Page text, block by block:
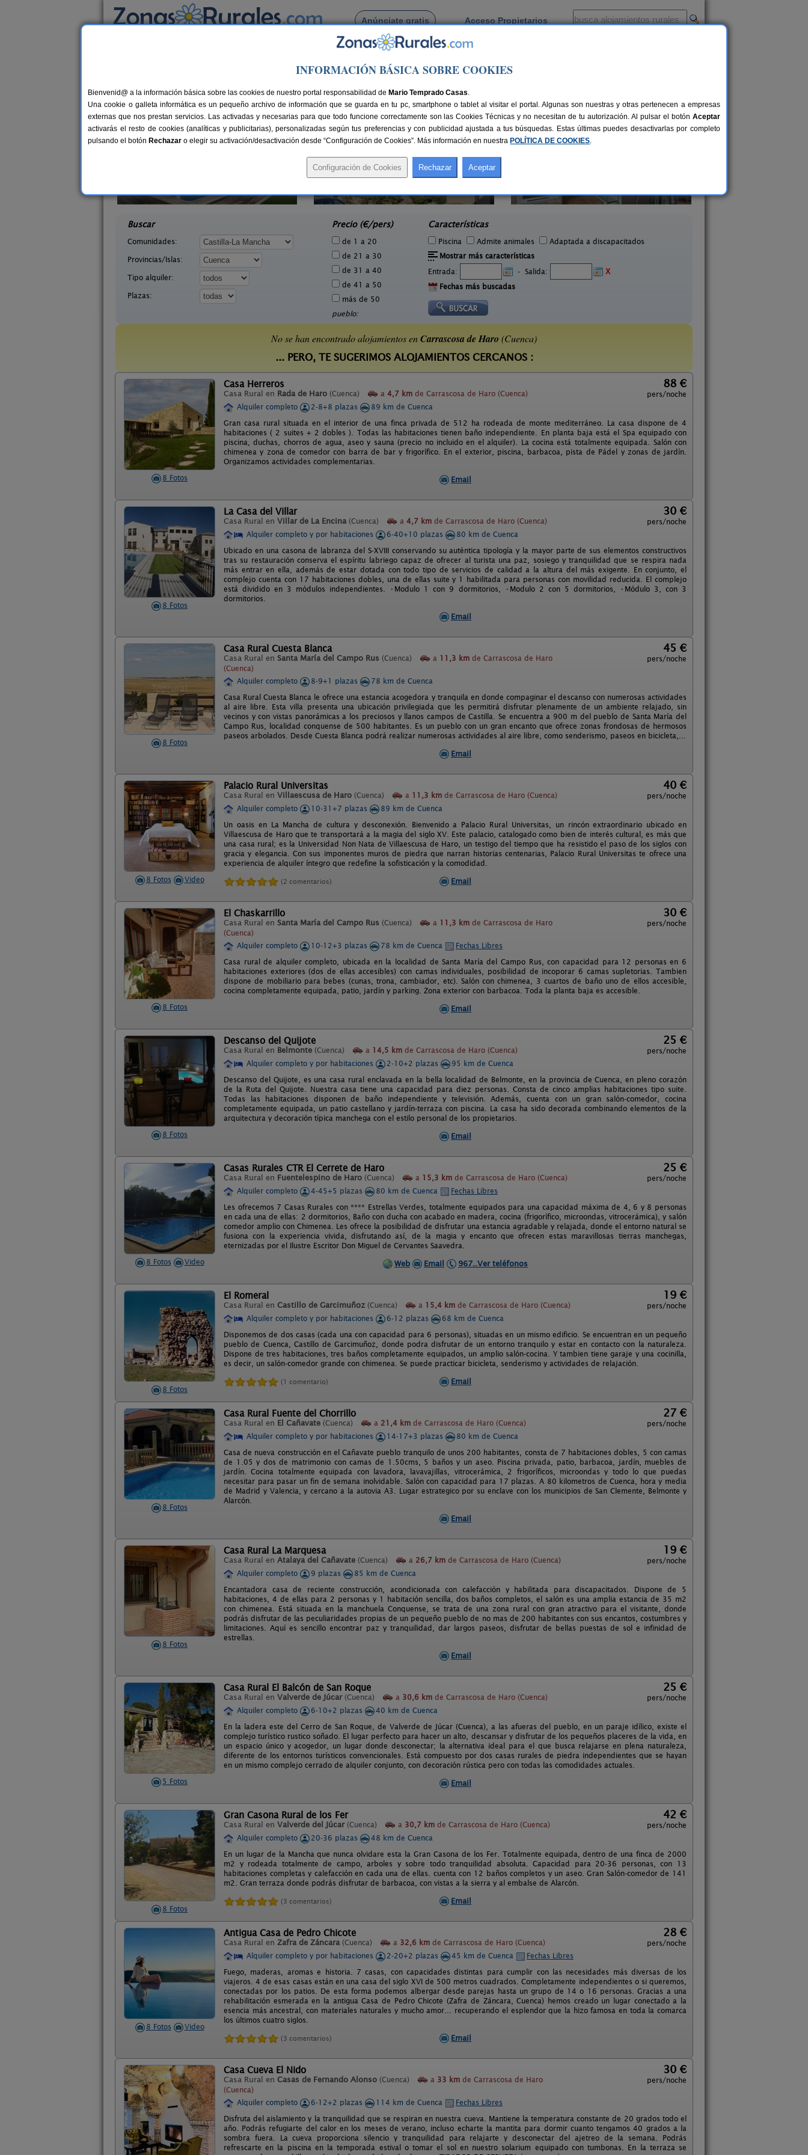
Anúnciate gratis Acceso Propietarios
Busca por pueblo
> Carrascosa de Haro
Casas Rurales cerca de Carrascosa de Haro
40 €
Casa Rural Berta
Buscar
Comunidades:
Provincias/Islas:
Tipo alquiler:
Plazas:
Precio (€/pers)
de 1 a 20
de 21 a 30
de 31 a 40
de 41 a 50
más de 50
pueblo:
Características
Piscina Admite animales
Adaptada a discapacitados
Mostrar más características
Entrada:
- Salida:
X
Fechas más buscadas
No se han encontrado alojamientos enCarrascosa de Haro (Cuenca)
... PERO, TE SUGERIMOS ALOJAMIENTOS CERCANOS :
8 Fotos
Casa Herreros
Casa Rural en Rada de Haro (Cuenca) a 4,7 km de Carrascosa de Haro (Cuenca)
88 €
pers/noche
Alquiler completo
2-8+8 plazas
89 km de Cuenca
Gran casa rural situada en el interior de una finca privada de 512 ha rodeada de monte mediterráneo. La casa dispone de 4
habitaciones ( 2 suites + 2 dobles ). Todas las habitaciones tienen baño independiente. En planta baja está el Spa equipado con
piscina, duchas, chorros de agua, aseo y sauna (precio no incluido en el alquiler). La cocina está totalmente equipada. Salón con
chimenea y zona de comedor con barra de bar y frigorífico. En el exterior, piscina, barbacoa, pista de Pádel y zonas de jardín.
Organizamos actividades complementarias.
Email
8 Fotos
La Casa del Villar
Casa Rural en Villar de La Encina (Cuenca) a 4,7 km de Carrascosa de Haro (Cuenca)
30 €
pers/noche
Alquiler completo y por habitaciones
6-40+10 plazas
80 km de Cuenca
Ubicado en una casona de labranza del S-XVIII conservando su auténtica tipología y la mayor parte de sus elementos constructivos
tras su restauración conserva el espíritu labriego capaz de ofrecer al turista una paz, sosiego y tranquilidad que se respira nada
más entrar en ella, además de estar dotada con todo tipo de servicios de calidad a la altura del más exigente. En conjunto, el
complejo cuenta con 17 habitaciones dobles, una de ellas suite y 1 habilitada para personas con movilidad reducida. El complejo
está dividido en 3 módulos independientes. •Modulo 1 con 9 dormitorios, •Modulo 2 con 5 dormitorios, •Módulo 3, con 3
dormitorios.
Email
8 Fotos
Casa Rural Cuesta Blanca
Casa Rural en Santa María del Campo Rus (Cuenca) a 11,3 km de Carrascosa de Haro
(Cuenca)
45 €
pers/noche
Alquiler completo 8-9+1 plazas
78 km de Cuenca
Casa Rural Cuesta Blanca le ofrece una estancia acogedora y tranquila en donde compaginar el descanso con numerosas actividades
al aire libre. Esta villa presenta una ubicación privilegiada que les permitirá disfrutar plenamente de un ambiente relajado, sin
vecinos y con vistas panorámicas a los preciosos y llanos campos de Castilla. Se encuentra a 900 m del pueblo de Santa María del
Campo Rus, localidad conquense de 500 habitantes. Es un pueblo con un gran encanto que ofrece zonas frondosas de hermosos
paseos arbolados. Desde Cuesta Blanca podrá realizar numerosas actividades al aire libre, como senderismo, paseos en bicicleta,...
Email
8 Fotos Video
Palacio Rural Universitas
Casa Rural en Villaescusa de Haro (Cuenca) a 11,3 km de Carrascosa de Haro (Cuenca)
40 €
pers/noche
Alquiler completo
10-31+7 plazas
89 km de Cuenca
Un oasis en La Mancha de cultura y desconexión. Bienvenido a Palacio Rural Universitas, un rincón extraordinario ubicado en
Villaescusa de Haro que te transportará a la magia del siglo XV. Este palacio, catalogado como bien de interés cultural, es más que
una casa rural; es la Universidad Non Nata de Villaescusa de Haro, un testigo del tiempo que ha resistido el paso de los siglos con
gracia y elegancia. Con sus imponentes muros de piedra que narran historias centenarias, Palacio Rural Universitas te ofrece una
experiencia de alquiler íntegro que redefine la sofisticación y la comodidad.
(2 comentarios) Email
8 Fotos
El Chaskarrillo
Casa Rural en Santa María del Campo Rus (Cuenca) a 11,3 km de Carrascosa de Haro
(Cuenca)
30 €
pers/noche
Alquiler completo 10-12+3 plazas 78 km de Cuenca
Fechas Libres
Casa rural de alquiler completo, ubicada en la localidad de Santa María del Campo Rus, con capacidad para 12 personas en 6
habitaciones exteriores (dos de ellas accesibles) con camas individuales, posibilidad de incoporar 6 camas supletorias. Tambien
dispone de mobiliario para bebes (cunas, trona, cambiador, etc). Salón con chimenea, 3 cuartos de baño uno de ellos accesible,
cocina completamente equipada, patio, jardín y parking. Zona exterior con barbacoa. Toda la planta baja es accesible.
Email
8 Fotos
Descanso del Quijote
Casa Rural en Belmonte (Cuenca) a 14,5 km de Carrascosa de Haro (Cuenca)
25 €
pers/noche
Alquiler completo y por habitaciones
2-10+2 plazas
95 km de Cuenca
Descanso del Quijote, es una casa rural enclavada en la bella localidad de Belmonte, en la provincia de Cuenca, en pleno corazón
de la Ruta del Quijote. Nuestra casa tiene una capacidad para diez personas. Consta de cinco amplias habitaciones tipo suite.
Todas las habitaciones disponen de baño independiente y televisión. Además, cuenta con un gran salón-comedor, cocina
completamente equipada, un patio castellano y jardín-terraza con piscina. La casa ha sido decorada combinando elementos de la
arquitectura y decoración típica manchega con el estilo personal de los propietarios.
Email
8 Fotos Video
Casas Rurales CTR El Cerrete de Haro
Casa Rural en Fuentelespino de Haro (Cuenca) a 15,3 km de Carrascosa de Haro (Cuenca)
25 €
pers/noche
Alquiler completo
4-45+5 plazas 80 km de Cuenca
Fechas Libres
Les ofrecemos 7 Casas Rurales con **** Estrellas Verdes, totalmente equipados para una capacidad máxima de 4, 6 y 8 personas
en cada una de ellas: 2 dormitorios, Baño con ducha con acabado en madera, cocina (frigorífico, microondas, vitrocerámica), y salón
comedor amplio con Chimenea. Les ofrece la posibilidad de disfrutar una estancia agradable y relajada, donde el entorno natural se
fusiona con la experiencia vivida, disfrutando así, de la magia y encanto que ofrecen estas maravillosas tierras manchegas,
eternizadas por el Ilustre Escritor Don Miguel de Cervantes Saavedra.
Web
Email 967..Ver teléfonos
8 Fotos
El Romeral
Casa Rural en Castillo de Garcimuñoz (Cuenca) a 15,4 km de Carrascosa de Haro (Cuenca)
19 €
pers/noche
Alquiler completo y por habitaciones
6-12 plazas
68 km de Cuenca
Disponemos de dos casas (cada una con capacidad para 6 personas), situadas en un mismo edificio. Se encuentran en un pequeño
pueblo de Cuenca, Castillo de Garcimuñoz, donde podra disfrutar de un entorno tranquilo y estar en contacto con la naturaleza.
Dispone de tres habitaciones, tres baños completamente equipados, un amplio salón-cocina. Y tambien tiene garaje y una cocinilla,
es decir, un salón-comedor grande con chimenea. Se puede practicar bicicleta, senderismo y actividades de relajación.
(1 comentario) Email
8 Fotos
Casa Rural Fuente del Chorrillo
Casa Rural en El Cañavate (Cuenca) a 21,4 km de Carrascosa de Haro (Cuenca)
27 €
pers/noche
Alquiler completo y por habitaciones
14-17+3 plazas
80 km de Cuenca
Casa de nueva construcción en el Cañavate pueblo tranquilo de unos 200 habitantes, consta de 7 habitaciones dobles, 5 con camas
de 1.05 y dos de matrimonio con camas de 1.50cms, 5 baños y un aseo. Piscina privada, patio, barbacoa, jardín, muebles de
jardín. Cocina totalmente equipada con lavadora, lavavajillas, vitrocerámica, 2 frigoríficos, microondas y todo lo que puedas
necesitar para pasar un fin de semana inolvidable. Salón con capacidad para 17 plazas. A 80 kilometros de Cuenca, hora y media
de Madrid y Valencia, y cercano a la autovia A3. Lugar estrategico por su enclave con los municipios de San Clemente, Belmonte y
Alarcón.
Email
8 Fotos
Casa Rural La Marquesa
Casa Rural en Atalaya del Cañavate (Cuenca) a 26,7 km de Carrascosa de Haro (Cuenca)
19 €
pers/noche
Alquiler completo
9 plazas
85 km de Cuenca
Encantadora casa de reciente construcción, acondicionada con calefacción y habilitada para discapacitados. Dispone de 5
habitaciones, 4 de ellas para 2 personas y 1 habitación sencilla, dos baños completos, el salón es una amplia estancia de 35 m2
con chimenea. Está situada en la manchuela Conquense, se trata de una zona rural con gran atractivo para el visitante, donde
podrás disfrutar de las peculiaridades propias de un pequeño pueblo de no mas de 200 habitantes con sus encantos, costumbres y
limitaciones. Aquí es sencillo encontrar paz y tranquilidad, dar largos paseos, disfrutar de bellas puestas de sol e infinidad de
estrellas.
Email
5 Fotos
Casa Rural El Balcón de San Roque
Casa Rural en Valverde de Júcar (Cuenca) a 30,6 km de Carrascosa de Haro (Cuenca)
25 €
pers/noche
Alquiler completo
6-10+2 plazas
40 km de Cuenca
En la ladera este del Cerro de San Roque, de Valverde de Júcar (Cuenca), a las afueras del pueblo, en un paraje idílico, existe el
complejo turístico rustico soñado. El lugar perfecto para hacer un alto, descansar y disfrutar de los pequeños placeres de la vida, en
un espacio único y acogedor, un lugar donde desconectar; la alternativa ideal para el que busca relajarse en plena naturaleza,
diferente de los entornos turísticos convencionales. Está compuesto por dos casas rurales de piedra independientes que se hayan
en un mismo complejo cerrado de alquiler conjunto, con decoración rústica pero con todas las comodidades actuales.
Email
8 Fotos
Gran Casona Rural de los Fer
Casa Rural en Valverde del Júcar (Cuenca) a 30,7 km de Carrascosa de Haro (Cuenca)
42 €
pers/noche
Alquiler completo
20-36 plazas
48 km de Cuenca
En un lugar de la Mancha que nunca olvidare esta la Gran Casona de los Fer. Totalmente equipada, dentro de una finca de 2000
m2 y rodeada totalmente de campo, arboles y sobre todo tranquilidad absoluta. Capacidad para 20-36 personas, con 13
habitaciones completas y calefacción en cada una de ellas. cuenta con 12 baños completos y un aseo. Gran Salón-comedor de 141
m2. Gran terraza donde podrás disfrutar de barbacoa, con vistas a la sierra y al embalse de Alarcón.
(3 comentarios) Email
8 Fotos Video
Antigua Casa de Pedro Chicote
Casa Rural en Zafra de Záncara (Cuenca) a 32,6 km de Carrascosa de Haro (Cuenca)
28 €
pers/noche
Alquiler completo y por habitaciones
2-20+2 plazas 45 km de Cuenca
Fechas Libres
Fuego, maderas, aromas e historia. 7 casas, con capacidades distintas para cumplir con las necesidades más diversas de los
viajeros. 4 de esas casas están en una casa del siglo XVI de 500 metros cuadrados. Completamente independientes o si queremos,
conectadas por los patios. De esta forma podemos albergar desde parejas hasta un grupo de 14 o 16 personas. Gracias a una
rehabilitación esmerada en la antigua Casa de Pedro Chicote (Zafra de Záncara, Cuenca) hemos creado un lugar conectado a la
esencia más ancestral, con materiales naturales y mucho amor... recuperando el esplendor que la hizo famosa en toda la comarca
los últimos cuatro siglos.
(3 comentarios) Email
Casa Cueva El Nido
Casa Rural en Casas de Fernando Alonso (Cuenca) a 33 km de Carrascosa de Haro
(Cuenca)
30 €
pers/noche
Alquiler completo 6-12+2 plazas 114 km de Cuenca
Fechas Libres
Disfruta del aislamiento y la tranquilidad que se respiran en nuestra cueva. Mantiene la temperatura constante de 20 grados todo el
año. Podrás refugiarte del calor en los meses de verano, incluso echarte la mantita para dormir cuanto tengamos 40 grados a la
sombra fuera. La cueva proporciona silencio y tranquilidad para relajarte y desconectar del ajetreo de la semana. Podrás
refrescarte en la piscina en la temporada estival o tomar el sol en nuestro solarium equipado con tumbonas. En la terraza se
INFORMACIÓN BÁSICA SOBRE COOKIES
Bienvenid@ a la información básica sobre las cookies de nuestro portal responsabilidad de Mario Temprado Casas.
Una cookie o galleta informática es un pequeño archivo de información que se guarda en tu pc, smartphone o tablet al visitar el portal. Algunas son nuestras y otras pertenecen a empresas
externas que nos prestan servicios. Las activadas y necesarias para que todo funcione correctamente son las Cookies Técnicas y no necesitan de tu autorización. Al pulsar el botón Aceptar
activarás el resto de cookies (analíticas y publicitarias), personalizadas según tus preferencias y con publicidad ajustada a tus búsquedas. Estas últimas puedes desactivarlas por completo
pulsando el botón Rechazar o elegir su activación/desactivación desde “Configuración de Cookies”. Más información en nuestra POLÍTICA DE COOKIES.